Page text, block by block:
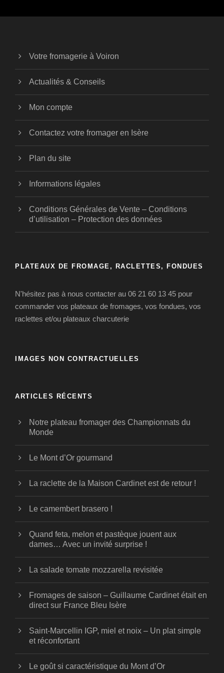
Votre fromagerie à Voiron
Actualités & Conseils
Mon compte
Contactez votre fromager en Isère
Plan du site
Informations légales
Conditions Générales de Vente – Conditions
d’utilisation – Protection des données
PLATEAUX DE FROMAGE, RACLETTES, FONDUES
N'hésitez pas à nous contacter au 06 21 60 13 45 pour
commander vos plateaux de fromages, vos fondues, vos
raclettes et/ou plateaux charcuterie
IMAGES NON CONTRACTUELLES
ARTICLES RÉCENTS
Notre plateau fromager des Championnats du
Monde
Le Mont d’Or gourmand
La raclette de la Maison Cardinet est de retour !
Le camembert brasero !
Quand feta, melon et pastèque jouent aux
dames… Avec un invité surprise !
La salade tomate mozzarella revisitée
Fromages de saison – Guillaume Cardinet était en
direct sur France Bleu Isère
Saint-Marcellin IGP, miel et noix – Un plat simple
et réconfortant
Le goût si caractéristique du Mont d’Or